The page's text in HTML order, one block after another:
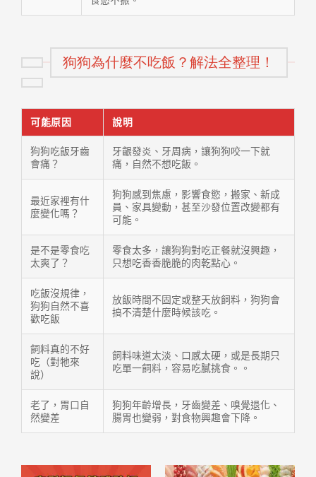
狗狗為什麼不吃飯？解法全整理！
可能原因 說明
狗狗吃飯牙齒
會痛？
牙齦發炎、牙周病，讓狗狗咬一下就
痛，自然不想吃飯。
最近家裡有什
麼變化嗎？
狗狗感到焦慮，影響食慾，搬家、新成
員、家具變動，甚至沙發位置改變都有
可能。
是不是零食吃
太爽了？
零食太多，讓狗狗對吃正餐就沒興趣，
只想吃香香脆脆的肉乾點心。
吃飯沒規律，
狗狗自然不喜
歡吃飯
放飯時間不固定或整天放飼料，狗狗會
搞不清楚什麼時候該吃。
飼料真的不好
吃（對牠來
說）
飼料味道太淡、口感太硬，或是長期只
吃單一飼料，容易吃膩挑食。。
老了，胃口自
然變差
狗狗年齡增長，牙齒變差、嗅覺退化、
腸胃也變弱，對食物興趣會下降。